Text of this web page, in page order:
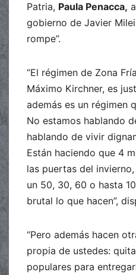
Patria, Paula Penacca,
gobierno de Javier
rompe”.
“El régimen de Zona
Máximo Kirchner, es
además es un régimen
No estamos hablando
hablando de vivir
Están haciendo que 4
las puertas del
un 50, 30, 60 o hasta
brutal lo que hacen”,
“Pero además hacen
propia de ustedes:
populares para